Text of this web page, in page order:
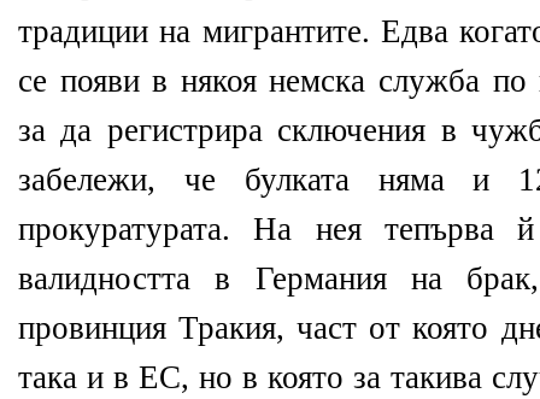
традиции на мигрантите. Едва
се появи в някоя немска служба по
за да регистрира сключения в
забележи, че булката няма и
прокуратурата. На нея тепърва
валидността в Германия на
провинция Тракия, част от която
така и в ЕС, но в която за такива